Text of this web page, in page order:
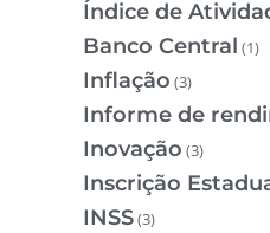
Índice de
Banco Central (1)
Inflação (3)
Informe de
Inovação (3)
Inscrição
INSS(3)